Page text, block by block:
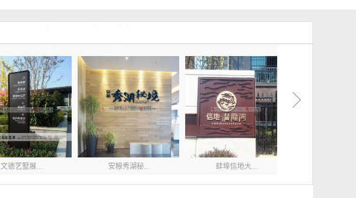
文德艺墅展... 安粮秀湖秘... 蚌埠信地大...